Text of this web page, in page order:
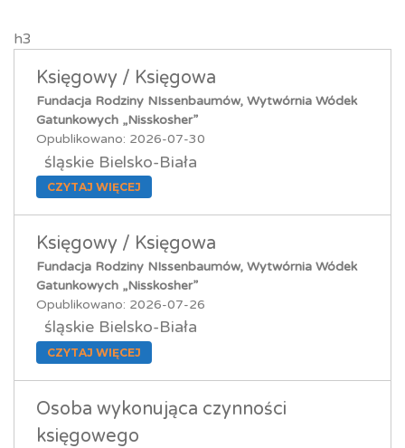
h3
Księgowy / Księgowa
Fundacja Rodziny NIssenbaumów, Wytwórnia Wódek
Gatunkowych „Nisskosher”
Opublikowano: 2026-07-30
śląskie Bielsko-Biała
CZYTAJ WIĘCEJ
Księgowy / Księgowa
Fundacja Rodziny NIssenbaumów, Wytwórnia Wódek
Gatunkowych „Nisskosher”
Opublikowano: 2026-07-26
śląskie Bielsko-Biała
CZYTAJ WIĘCEJ
Osoba wykonująca czynności
księgowego